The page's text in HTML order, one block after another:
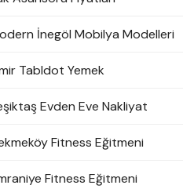
İnegöl Mobilya Modelleri
Tabldot Yemek
Evden Eve Nakliyat
Fitness Eğitmeni
Fitness Eğitmeni